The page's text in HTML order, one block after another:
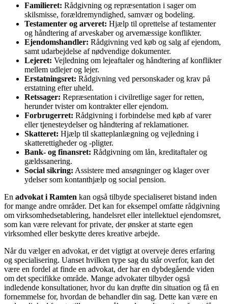
Familieret: Rådgivning og repræsentation i sager om
skilsmisse, forældremyndighed, samvær og bodeling.
Testamenter og arveret: Hjælp til oprettelse af testamenter
og håndtering af arveskaber og arvemæssige konflikter.
Ejendomshandler: Rådgivning ved køb og salg af ejendom,
samt udarbejdelse af nødvendige dokumenter.
Lejeret: Vejledning om lejeaftaler og håndtering af konflikter
mellem udlejer og lejer.
Erstatningsret: Rådgivning ved personskader og krav på
erstatning efter uheld.
Retssager: Repræsentation i civilretlige sager for retten,
herunder tvister om kontrakter eller ejendom.
Forbrugerret: Rådgivning i forbindelse med køb af varer
eller tjenesteydelser og håndtering af reklamationer.
Skatteret: Hjælp til skatteplanlægning og vejledning i
skatterettigheder og -pligter.
Bank- og finansret: Rådgivning om lån, kreditaftaler og
gældssanering.
Social sikring: Assistere med ansøgninger og klager over
ydelser som kontanthjælp og social pension.
En advokat i Ramten kan også tilbyde specialiseret bistand inden
for mange andre områder. Det kan for eksempel omfatte rådgivning
om virksomhedsetablering, handelsret eller intellektuel ejendomsret,
som kan være relevant for private, der ønsker at starte egen
virksomhed eller beskytte deres kreative arbejde.
Når du vælger en advokat, er det vigtigt at overveje deres erfaring
og specialisering. Uanset hvilken type sag du står overfor, kan det
være en fordel at finde en advokat, der har en dybdegående viden
om det specifikke område. Mange advokater tilbyder også
indledende konsultationer, hvor du kan drøfte din situation og få en
fornemmelse for, hvordan de behandler din sag. Dette kan være en